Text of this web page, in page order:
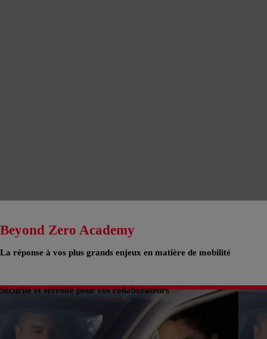
Beyond Zero Academy
La réponse à vos plus grands enjeux en matière de mobilité
Sécurité et sérénité pour vos collaborateurs